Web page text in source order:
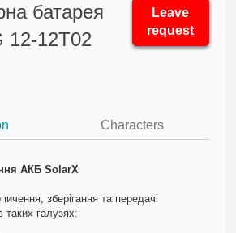
батарея
12-12T02
Leave
request
Characters
АКБ SolarX
зберігання та передачі
таких галузях: